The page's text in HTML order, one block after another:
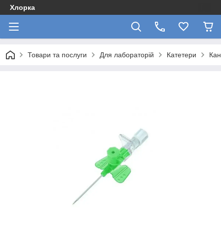
Хлорка
Товари та послуги Для лабораторій Катетери